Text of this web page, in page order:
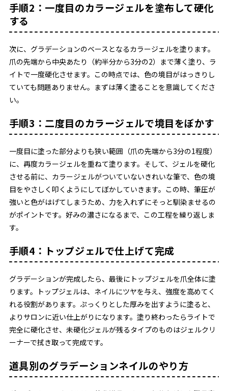
手順2：一度目のカラージェルを塗布して硬化
する
次に、グラデーションのベースとなるカラージェルを塗ります。
爪の先端から中央あたり（約半分から3分の2）まで薄く塗り、ラ
イトで一度硬化させます。この時点では、色の境目がはっきりし
ていても問題ありません。まずは薄く塗ることを意識してくださ
い。
手順3：二度目のカラージェルで境目をぼかす
一度目に塗った部分よりも狭い範囲（爪の先端から3分の1程度）
に、再度カラージェルを重ねて塗ります。そして、ジェルを硬化
させる前に、カラージェルがついていないきれいな筆で、色の境
目をやさしく叩くようにしてぼかしていきます。この時、筆圧が
強いと色がはげてしまうため、力を入れずにそっと馴染ませるの
がポイントです。好みの濃さになるまで、この工程を繰り返しま
す。
手順4：トップジェルで仕上げて完成
グラデーションが完成したら、最後にトップジェルを爪全体に塗
ります。トップジェルは、ネイルにツヤを与え、強度を高めてく
れる役割があります。ぷっくりとした厚みを出すように塗ると、
よりサロンに近い仕上がりになります。塗り終わったらライトで
完全に硬化させ、未硬化ジェルが残るタイプのものはジェルクリ
ーナーで拭き取って完成です。
道具別のグラデーションネイルのやり方